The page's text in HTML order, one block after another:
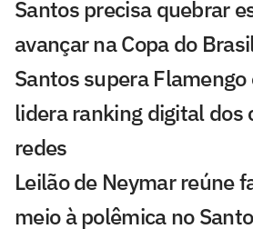
Santos precisa quebrar
avançar na Copa do
Santos supera
lidera ranking digital dos
redes
Leilão de Neymar reúne
meio à polêmica no